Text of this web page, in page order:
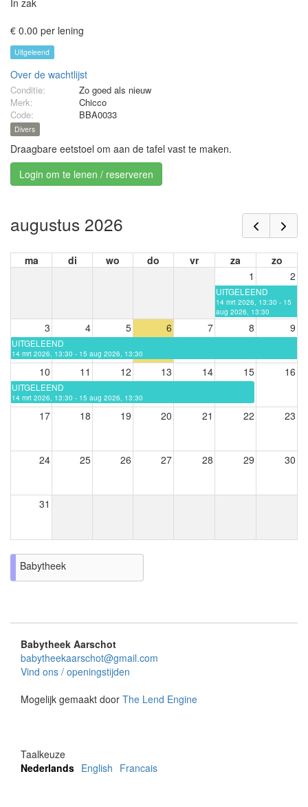
In zak
€ 0.00 per lening
Uitgeleend
Over de wachtlijst
Conditie:
Zo goed als nieuw
Merk:
Chicco
Code:
BBA0033
Divers
Draagbare eetstoel om aan de tafel vast te maken.
Login om te lenen / reserveren
augustus 2026
ma di wo do vr za
zo
1
2
UITGELEEND
14 mrt 2026, 13:30 - 15
aug 2026, 13:30
3 4 5 6 7 8 9
UITGELEEND
14 mrt 2026, 13:30 - 15 aug 2026, 13:30
10 11 12 13 14 15 16
UITGELEEND
14 mrt 2026, 13:30 - 15 aug 2026, 13:30
17 18 19 20 21 22 23
24 25 26 27 28 29 30
31
Babytheek
Babytheek Aarschot
babytheekaarschot@gmail.com
Vind ons / openingstijden
Mogelijk gemaakt door The Lend Engine
Taalkeuze
Nederlands English Francais